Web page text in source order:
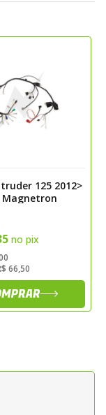
em
útil.
em
ou curtos-
revisões
do
com a
de
125 2012>
Magnetron
no pix
66,50